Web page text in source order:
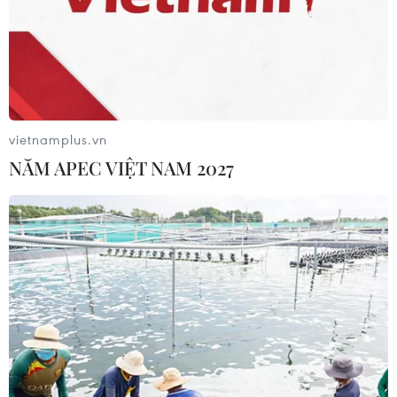
Mỹ: Lãi suất thế chấp tăng lên mức
cao nhất kể từ tháng Bảy năm ngoái
Mỹ siết chặt quyền công dân theo nơi
sinh, mở rộng chống “du lịch sinh
con”
06/08/2026 22:59
Bộ Ngoại giao Mỹ mở rộng kiểm tra
mạng xã hội đối với đương đơn xin
thị thực
vietnamplus.vn
NĂM APEC VIỆT NAM 2027